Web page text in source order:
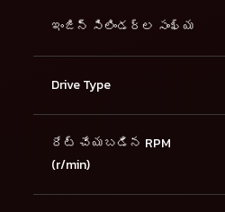
ఇంజిన్ సిలిండర్ల సంఖ్య
Drive Type
రేట్ చేయబడిన RPM
(r/min)